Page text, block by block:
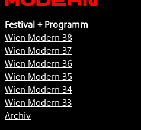
Festival + Programm
Wien Modern 38
Wien Modern 37
Wien Modern 36
Wien Modern 35
Wien Modern 34
Wien Modern 33
Archiv